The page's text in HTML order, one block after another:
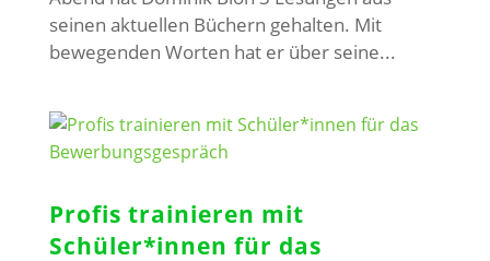
seinen aktuellen Büchern gehalten. Mit
bewegenden Worten hat er über seine...
Profis trainieren mit
Schüler*innen für das